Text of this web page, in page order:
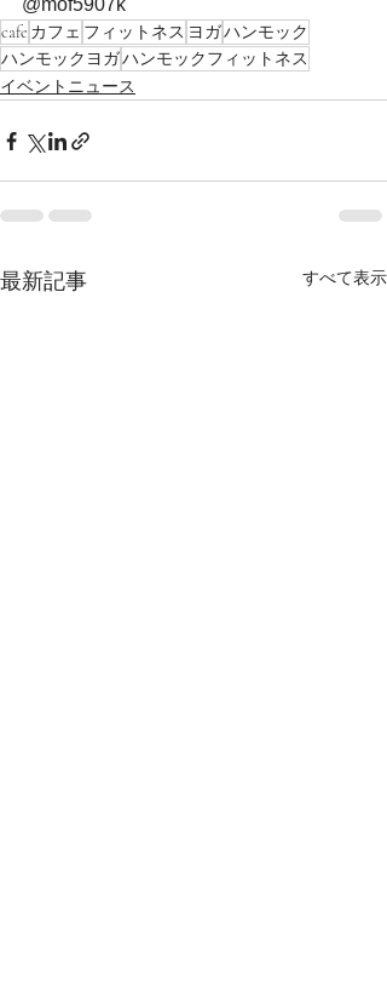
@mof5907k
cafe カフェ フィットネス ヨガハンモック
ハンモックヨガハンモックフィットネス
イベントニュース
最新記事 すべて表示